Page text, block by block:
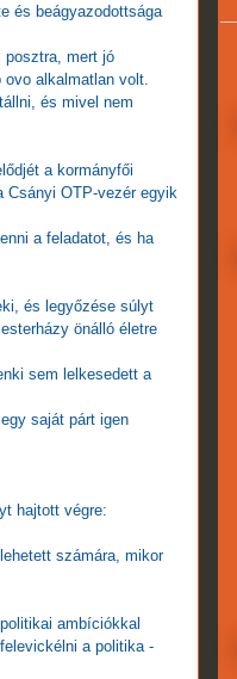
és beágyazodottsága
posztra, mert jó
alkalmatlan volt.
és mivel nem
a kormányfői
Csányi OTP-vezér egyik
a feladatot, és ha
és legyőzése súlyt
önálló életre
sem lelkesedett a
saját párt igen
hajtott végre:
számára, mikor
ambíciókkal
a politika -